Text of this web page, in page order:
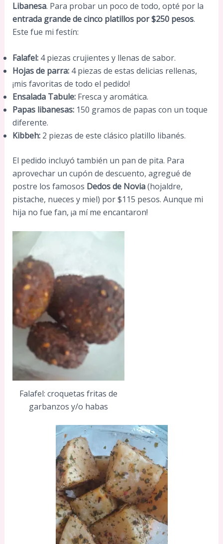
Libanesa. Para probar un poco de todo, opté por la
entrada grande de cinco platillos por $250 pesos.
Este fue mi festín:
Falafel:4 piezas crujientes y llenas de sabor.
Hojas de parra:4 piezas de estas delicias rellenas,
¡mis favoritas de todo el pedido!
Ensalada Tabule:Fresca y aromática.
Papas libanesas:150 gramos de papas con un toque
diferente.
Kibbeh:2 piezas de este clásico platillo libanés.
El pedido incluyó también un pan de pita. Para
aprovechar un cupón de descuento, agregué de
postre los famosos Dedos de Novia(hojaldre,
pistache, nueces y miel) por $115 pesos. Aunque mi
hija no fue fan, ¡a mí me encantaron!
Falafel: croquetas fritas de
garbanzos y/o habas